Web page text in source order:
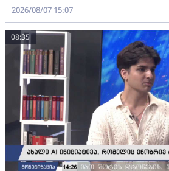
2026/08/07 15:07
08:35